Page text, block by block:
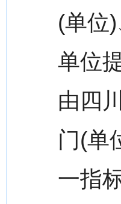
(单位
单位
由四
门(单
一指